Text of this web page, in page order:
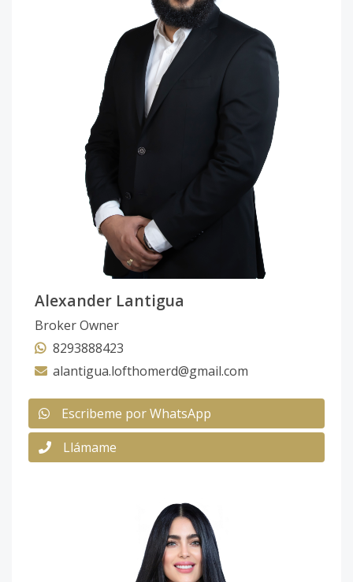
Alexander Lantigua
Broker Owner
8293888423
alantigua.lofthomerd@gmail.com
Escribeme por WhatsApp
Llámame